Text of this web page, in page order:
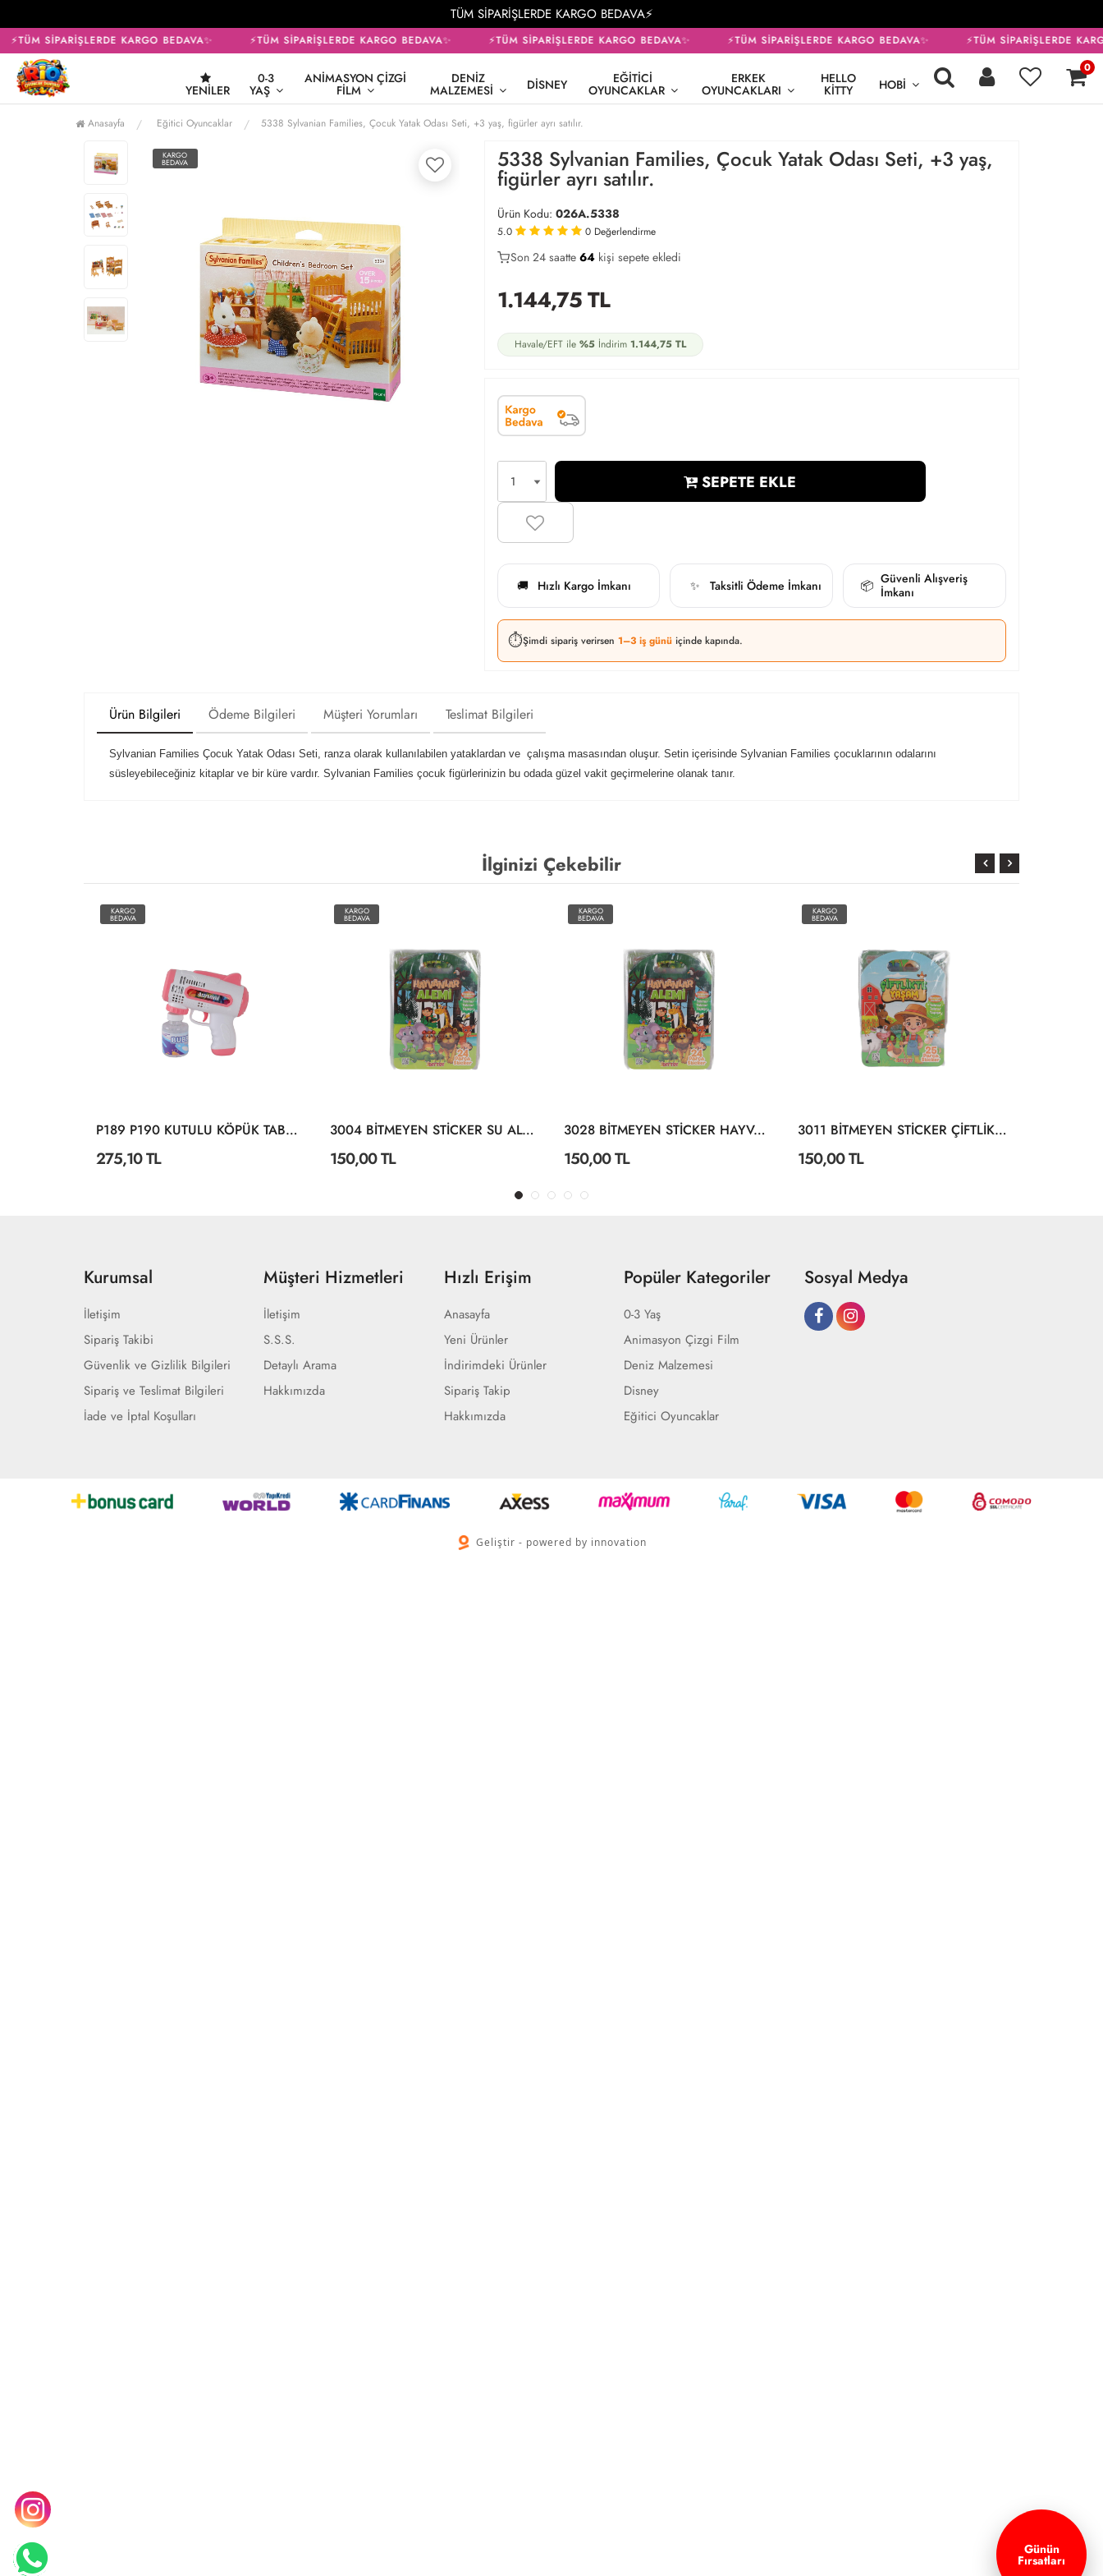
TÜM SİPARİŞLERDE KARGO BEDAVA⚡
⚡TÜM SİPARİŞLERDE KARGO BEDAVA✨ ⚡TÜM SİPARİŞLERDE KARGO BEDAVA✨ ⚡TÜM SİPARİŞLERDE KARGO BEDAVA✨ ⚡TÜM SİPARİŞLERDE KARGO BEDAVA✨ ⚡TÜM SİPARİŞLERDE
YENILER
0-3
YAŞ
ANIMASYON ÇIZGI
FILM
DENIZ
MALZEMESI DISNEY EĞITICI
OYUNCAKLAR
ERKEK
OYUNCAKLARI
HELLO
KITTY HOBI
0
Anasayfa Eğitici Oyuncaklar 5338 Sylvanian Families, Çocuk Yatak Odası Seti, +3 yaş, figürler ayrı satılır.
KARGO
BEDAVA 5338 Sylvanian Families, Çocuk Yatak Odası Seti, +3 yaş,
figürler ayrı satılır.
Ürün Kodu: 026A.5338
5.0 0 Değerlendirme
42
Son 24 saatte 64kişi sepete ekledi
20
1.144,75TL
Havale/EFT ile %5İndirim 1.144,75TL
SEPETE EKLE
🚚 Hızlı Kargo İmkanı ✨ Taksitli Ödeme İmkanı 📦 Güvenli Alışveriş
İmkanı
⏱️Şimdi sipariş verirsen 1–3 iş günü içinde kapında.
Ürün Bilgileri Ödeme Bilgileri Müşteri Yorumları Teslimat Bilgileri
Sylvanian Families Çocuk Yatak Odası Seti, ranza olarak kullanılabilen yataklardan ve çalışma masasından oluşur. Setin içerisinde Sylvanian Families çocuklarının odalarını
süsleyebileceğiniz kitaplar ve bir küre vardır. Sylvanian Families çocuk figürlerinizin bu odada güzel vakit geçirmelerine olanak tanır.
İlginizi Çekebilir
KARGO
BEDAVA
P189 P190 KUTULU KÖPÜK TABANCA
275,10 TL
KARGO
BEDAVA
3004 BİTMEYEN STİCKER SU ALTI DÜNYASI
150,00 TL
KARGO
BEDAVA
3028 BİTMEYEN STİCKER HAYVANLAR ALEMİ
150,00 TL
KARGO
BEDAVA
3011 BİTMEYEN STİCKER ÇİFTLİKTE YAŞAM
150,00 TL
Kurumsal
İletişim
Sipariş Takibi
Güvenlik ve Gizlilik Bilgileri
Sipariş ve Teslimat Bilgileri
İade ve İptal Koşulları
Müşteri Hizmetleri
İletişim
S.S.S.
Detaylı Arama
Hakkımızda
Hızlı Erişim
Anasayfa
Yeni Ürünler
İndirimdeki Ürünler
Sipariş Takip
Hakkımızda
Popüler Kategoriler
0-3 Yaş
Animasyon Çizgi Film
Deniz Malzemesi
Disney
Eğitici Oyuncaklar
Sosyal Medya
Geliştir - powered by innovation
Günün
Fırsatları